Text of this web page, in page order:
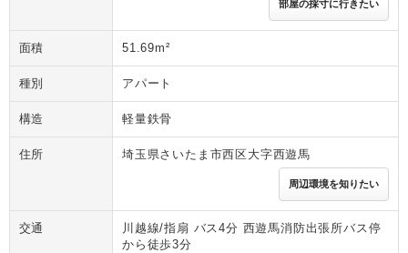
部屋の採寸に行きたい
面積 51.69m²
種別 アパート
構造 軽量鉄骨
住所 埼玉県さいたま市西区大字西遊馬
周辺環境を知りたい
交通
川越線/指扇 バス4分 西遊馬消防出張所バス停
から徒歩3分